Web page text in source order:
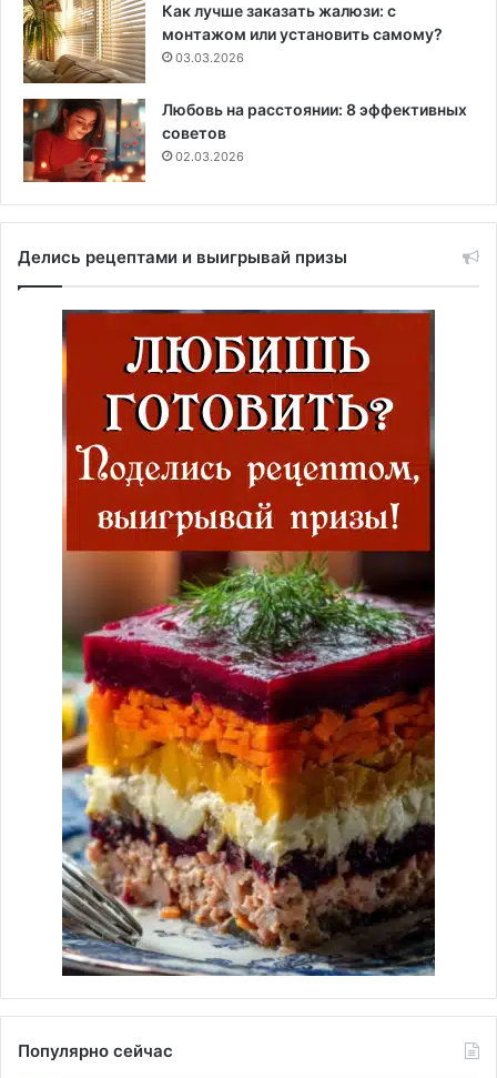
Как лучше заказать жалюзи: с
монтажом или установить самому?
03.03.2026
Любовь на расстоянии: 8 эффективных
советов
02.03.2026
Делись рецептами и выигрывай призы
Популярно сейчас